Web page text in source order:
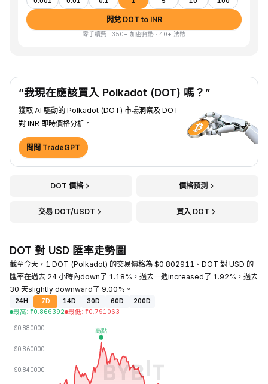
閃兌 DOT to INR
零手續費 · 350+ 加密貨幣 · 40+ 法幣
“我現在應該買入 Polkadot (DOT) 嗎？”
獲取 AI 驅動的 Polkadot (DOT) 市場洞察及 DOT
對 INR 即時價格分析。
問問 TradeGPT
DOT 價格 價格預測
交易 DOT/USDT 買入 DOT
DOT 對 USD 匯率走勢圖
截至今天，1 DOT (Polkadot) 的交易價格為 $0.802911。DOT 對 USD 的
匯率在過去 24 小時內down了 1.18%，過去一週increased了 1.92%，過去
30 天slightly downward了 9.00%。
24H 7D 14D 30D 60D
200D
最高: ₹0.866392 最低: ₹0.791063